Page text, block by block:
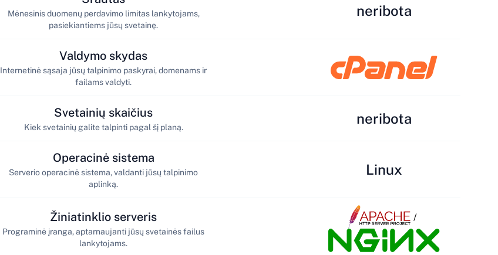
Mėnesinis duomenų perdavimo limitas lankytojams,
pasiekiantiems jūsų svetainę.
neribota
Valdymo skydas
Internetinė sąsaja jūsų talpinimo paskyrai, domenams ir
failams valdyti.
Svetainių skaičius
Kiek svetainių galite talpinti pagal šį planą.
neribota
Operacinė sistema
Serverio operacinė sistema, valdanti jūsų talpinimo
aplinką.
Linux
Žiniatinklio serveris
Programinė įranga, aptarnaujanti jūsų svetainės failus
lankytojams.
/